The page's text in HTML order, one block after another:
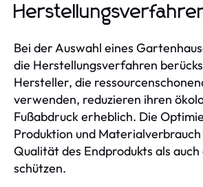
Bei der Auswahl eines
die Herstellungsverfahren
Hersteller, die
verwenden, reduzieren ihren
Fußabdruck erheblich. Die
Produktion und
Qualität des Endprodukts als
schützen.